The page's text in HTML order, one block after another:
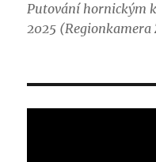
Putování hornickým
2025 (Regionkamera